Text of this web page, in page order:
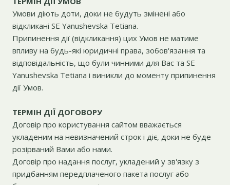
Умови діють доти, доки не будуть змінені або
відкликані SE Yanushevska Tetiana.
Припинення дії (відкликання) цих Умов не матиме
впливу на будь-які юридичні права, зобов'язання та
відповідальність, що були чинними для Вас та SE
Yanushevska Tetiana і виникли до моменту припинення
дії Умов.
ТЕРМІН ДІЇ ДОГОВОРУ
Договір про користування сайтом вважається
укладеним на невизначений строк і діє, доки не буде
розірваний Вами або нами.
Договір про надання послуг, укладений у зв'язку з
придбанням передплаченого пакета послуг або